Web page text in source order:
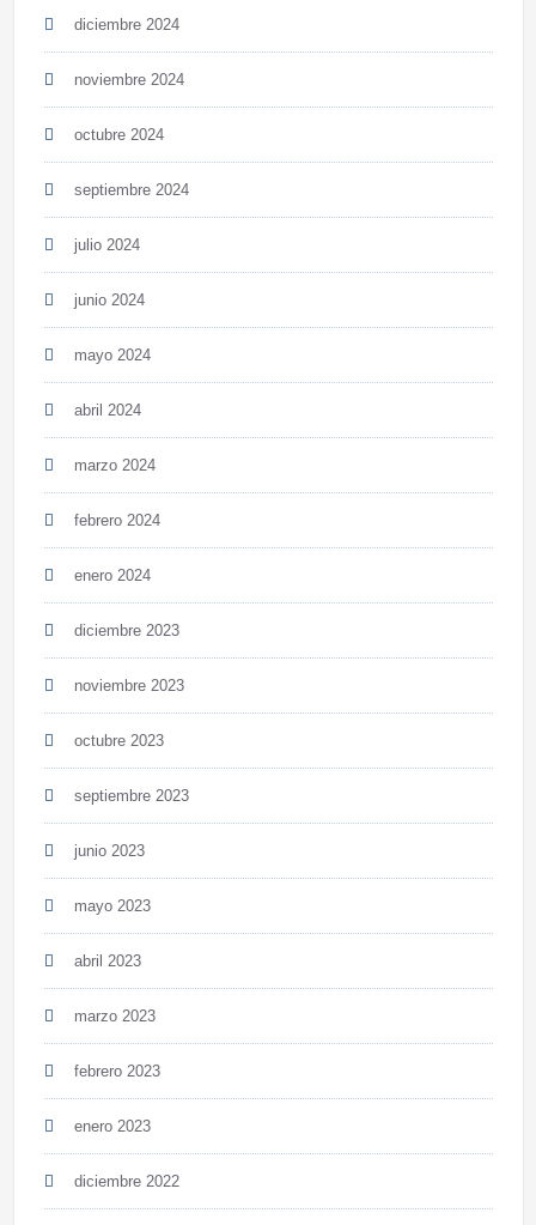
diciembre 2024
noviembre 2024
octubre 2024
septiembre 2024
julio 2024
junio 2024
mayo 2024
abril 2024
marzo 2024
febrero 2024
enero 2024
diciembre 2023
noviembre 2023
octubre 2023
septiembre 2023
junio 2023
mayo 2023
abril 2023
marzo 2023
febrero 2023
enero 2023
diciembre 2022